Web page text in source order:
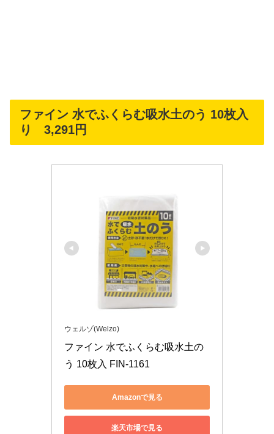
ファイン 水でふくらむ吸水土のう 10枚入
り 3,291円
ウェルゾ(Welzo)
ファイン 水でふくらむ吸水土の
う 10枚入 FIN-1161
Amazonで見る
楽天市場で見る